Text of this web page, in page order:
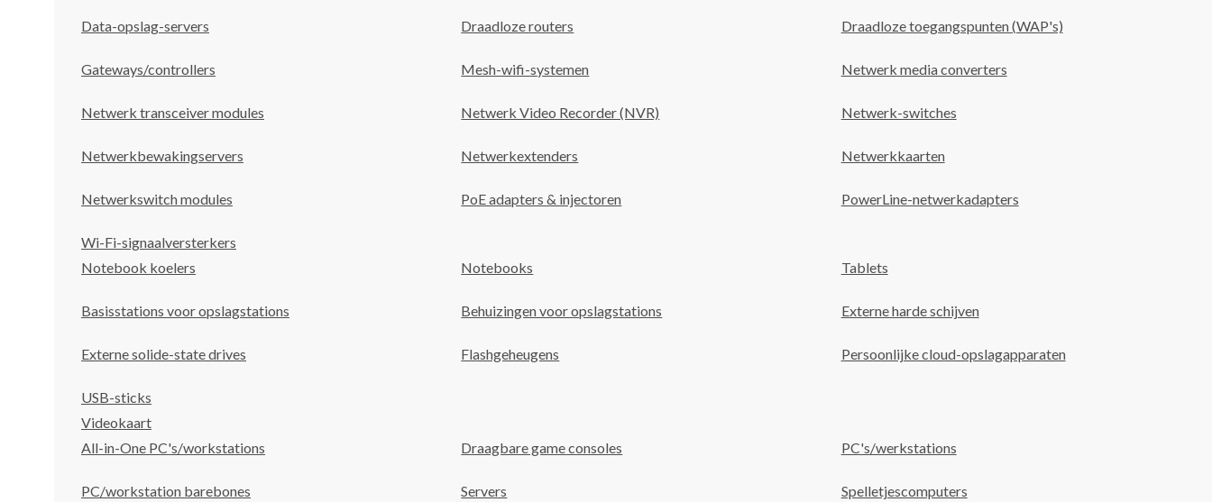
Data-opslag-servers Draadloze routers Draadloze toegangspunten (WAP's)
Gateways/controllers Mesh-wifi-systemen Netwerk media converters
Netwerk transceiver modules Netwerk Video Recorder (NVR) Netwerk-switches
Netwerkbewakingservers Netwerkextenders Netwerkkaarten
Netwerkswitch modules PoE adapters & injectoren PowerLine-netwerkadapters
Wi-Fi-signaalversterkers
Notebook koelers
Notebooks Tablets
Basisstations voor opslagstations Behuizingen voor opslagstations Externe harde schijven
Externe solide-state drives Flashgeheugens Persoonlijke cloud-opslagapparaten
USB-sticks
Videokaart
All-in-One PC's/workstations
Draagbare game consoles PC's/werkstations
PC/workstation barebones Servers Spelletjescomputers